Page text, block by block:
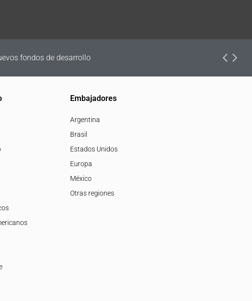
fondos de desarrollo
Embajadores
Argentina
Brasil
Estados Unidos
Europa
México
Otras regiones